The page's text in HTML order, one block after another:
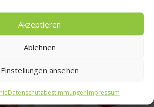
Akzeptieren
Ablehnen
Einstellungen ansehen
DatenschutzbestimmungenImpressum